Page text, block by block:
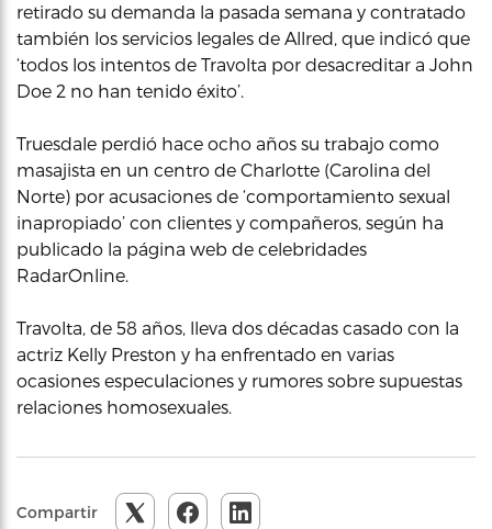
retirado su demanda la pasada semana y contratado
también los servicios legales de Allred, que indicó que
‘todos los intentos de Travolta por desacreditar a John
Doe 2 no han tenido éxito’.
Truesdale perdió hace ocho años su trabajo como
masajista en un centro de Charlotte (Carolina del
Norte) por acusaciones de ‘comportamiento sexual
inapropiado’ con clientes y compañeros, según ha
publicado la página web de celebridades
RadarOnline.
Travolta, de 58 años, lleva dos décadas casado con la
actriz Kelly Preston y ha enfrentado en varias
ocasiones especulaciones y rumores sobre supuestas
relaciones homosexuales.
Compartir